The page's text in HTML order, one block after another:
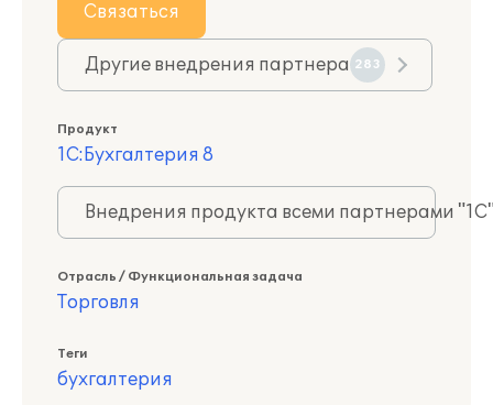
Связаться
Другие внедрения партнера 283
Продукт
1С:Бухгалтерия 8
Внедрения продукта всеми партнерами
Отрасль / Функциональная задача
Торговля
Теги
бухгалтерия